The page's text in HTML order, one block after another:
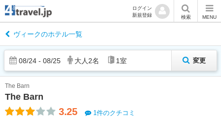
ログイン
新規登録
検索 MENU
ヴィークのホテル一覧
08/24 - 08/25 大人 2名 1室 変更
The Barn
The Barn
3.25 1件のクチコミ